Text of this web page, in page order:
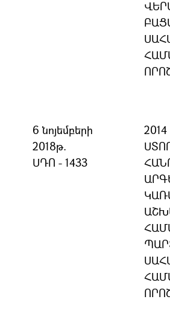
6 նոյեմբերի
2018թ.
ՍԴՈ - 1433